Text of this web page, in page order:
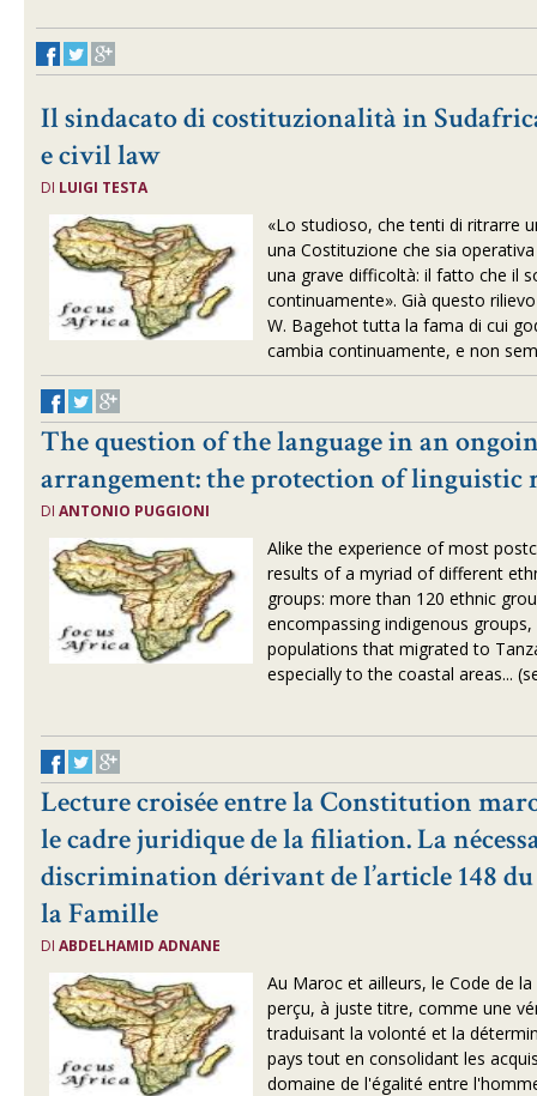
Il sindacato di costituzionalità in
e civil law
DI LUIGI TESTA
«Lo studioso, che tenti di ritrarre
una Costituzione che sia
una grave difficoltà: il fatto che il
continuamente». Già questo
W. Bagehot tutta la fama di cui
cambia continuamente, e non
The question of the language in an
arrangement: the protection of linguistic
DIANTONIO PUGGIONI
Alike the experience of most
results of a myriad of different
groups: more than 120 ethnic
encompassing indigenous
populations that migrated to
especially to the coastal areas...
Lecture croisée entre la Constitution
le cadre juridique de la filiation. La
discrimination dérivant de l’article 148
la Famille
DIABDELHAMID ADNANE
Au Maroc et ailleurs, le Code de
perçu, à juste titre, comme une
traduisant la volonté et la
pays tout en consolidant les
domaine de l'égalité entre